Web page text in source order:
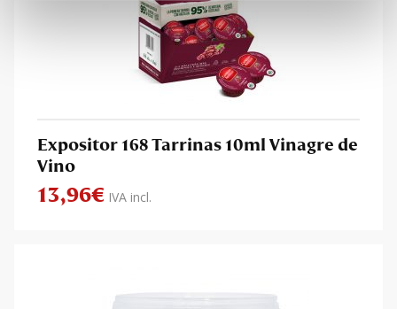
Expositor 168 Tarrinas 10ml Vinagre de
Vino
13,96€ IVA incl.